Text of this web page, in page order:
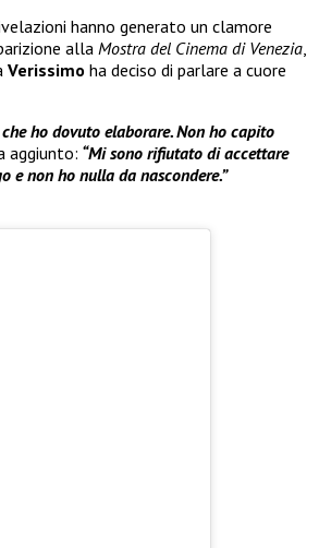
hanno generato un clamore
allaMostra del Cinema di Venezia,
Verissimo ha deciso di parlare a cuore
ho dovuto elaborare. Non ho capito
aggiunto: “Mi sono rifiutato di accettare
e non ho nulla da nascondere.”